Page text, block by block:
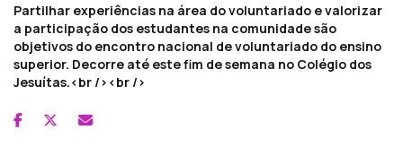
Partilhar experiências na área do voluntariado e valorizar
a participação dos estudantes na comunidade são
objetivos do encontro nacional de voluntariado do ensino
superior. Decorre até este fim de semana no Colégio dos
Jesuítas.<br /><br />